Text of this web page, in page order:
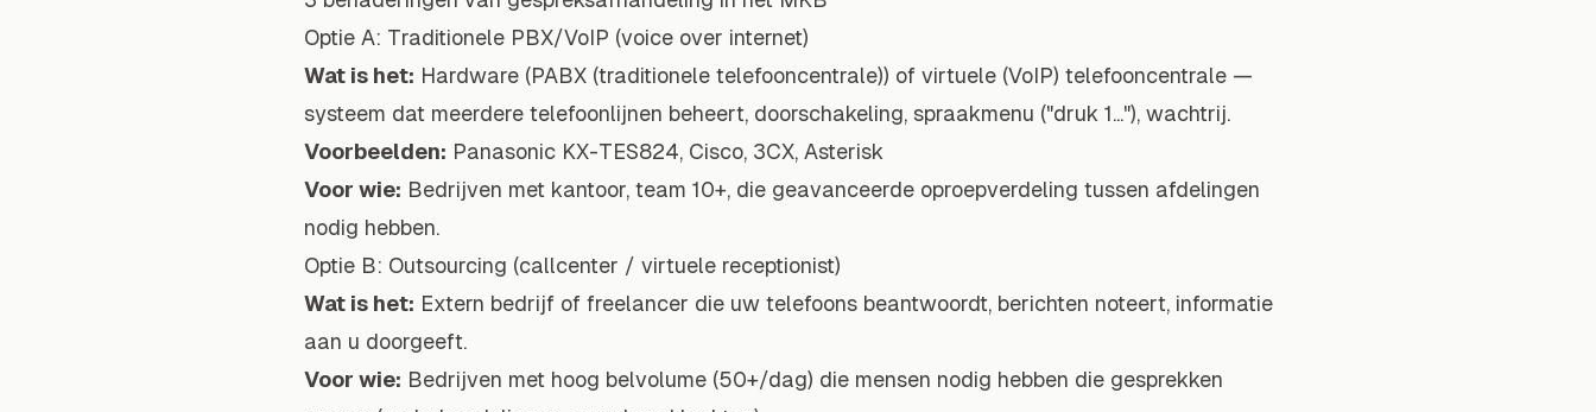
Optie A: Traditionele PBX/VoIP (voice over internet)
Wat is het: Hardware (PABX (traditionele telefooncentrale)) of virtuele (VoIP) telefooncentrale —
systeem dat meerdere telefoonlijnen beheert, doorschakeling, spraakmenu ("druk 1..."), wachtrij.
Voorbeelden: Panasonic KX-TES824, Cisco, 3CX, Asterisk
Voor wie: Bedrijven met kantoor, team 10+, die geavanceerde oproepverdeling tussen afdelingen
nodig hebben.
Optie B: Outsourcing (callcenter / virtuele receptionist)
Wat is het: Extern bedrijf of freelancer die uw telefoons beantwoordt, berichten noteert, informatie
aan u doorgeeft.
Voor wie: Bedrijven met hoog belvolume (50+/dag) die mensen nodig hebben die gesprekken